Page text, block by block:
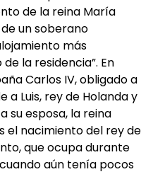
de la reina María
un soberano
más
la residencia”. En
Carlos IV, obligado a
a Luis, rey de Holanda y
su esposa, la reina
el nacimiento del rey de
que ocupa durante
cuando aún tenía pocos